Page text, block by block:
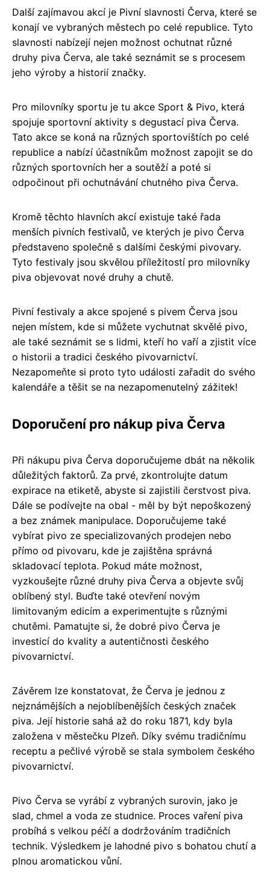
Další zajímavou akcí je Pivní slavnosti Červa, které se
konají ve vybraných městech po celé republice. Tyto
slavnosti nabízejí nejen možnost ochutnat různé
druhy piva Červa, ale také seznámit se s procesem
jeho výroby a historií značky.
Pro milovníky sportu je tu akce Sport & Pivo, která
spojuje sportovní aktivity s degustací piva Červa.
Tato akce se koná na různých sportovištích po celé
republice a nabízí účastníkům možnost zapojit se do
různých sportovních her a soutěží a poté si
odpočinout při ochutnávání chutného piva Červa.
Kromě těchto hlavních akcí existuje také řada
menších pivních festivalů, ve kterých je pivo Červa
představeno společně s dalšími českými pivovary.
Tyto festivaly jsou skvělou příležitostí pro milovníky
piva objevovat nové druhy a chutě.
Pivní festivaly a akce spojené s pivem Červa jsou
nejen místem, kde si můžete vychutnat skvělé pivo,
ale také seznámit se s lidmi, kteří ho vaří a zjistit více
o historii a tradici českého pivovarnictví.
Nezapomeňte si proto tyto události zařadit do svého
kalendáře a těšit se na nezapomenutelný zážitek!
Doporučení pro nákup piva Červa
Při nákupu piva Červa doporučujeme dbát na několik
důležitých faktorů. Za prvé, zkontrolujte datum
expirace na etiketě, abyste si zajistili čerstvost piva.
Dále se podívejte na obal - měl by být nepoškozený
a bez známek manipulace. Doporučujeme také
vybírat pivo ze specializovaných prodejen nebo
přímo od pivovaru, kde je zajištěna správná
skladovací teplota. Pokud máte možnost,
vyzkoušejte různé druhy piva Červa a objevte svůj
oblíbený styl. Buďte také otevření novým
limitovaným edicím a experimentujte s různými
chutěmi. Pamatujte si, že dobré pivo Červa je
investicí do kvality a autentičnosti českého
pivovarnictví.
Závěrem lze konstatovat, že Červa je jednou z
nejznámějších a nejoblíbenějších českých značek
piva. Její historie sahá až do roku 1871, kdy byla
založena v městečku Plzeň. Díky svému tradičnímu
receptu a pečlivé výrobě se stala symbolem českého
pivovarnictví.
Pivo Červa se vyrábí z vybraných surovin, jako je
slad, chmel a voda ze studnice. Proces vaření piva
probíhá s velkou péčí a dodržováním tradičních
technik. Výsledkem je lahodné pivo s bohatou chutí a
plnou aromatickou vůní.